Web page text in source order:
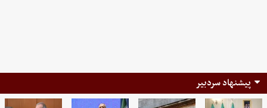
پیشنهاد سردبیر